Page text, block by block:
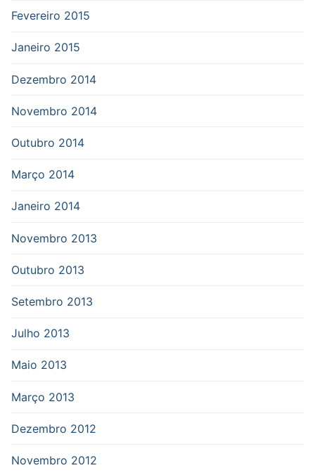
Fevereiro 2015
Janeiro 2015
Dezembro 2014
Novembro 2014
Outubro 2014
Março 2014
Janeiro 2014
Novembro 2013
Outubro 2013
Setembro 2013
Julho 2013
Maio 2013
Março 2013
Dezembro 2012
Novembro 2012